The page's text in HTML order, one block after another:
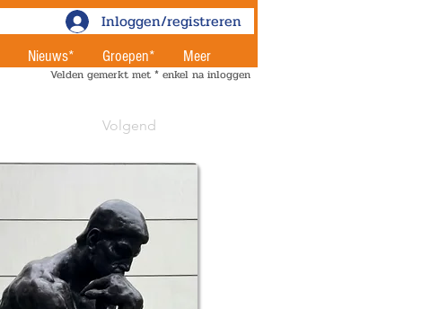
Inloggen/registreren
Nieuws* Groepen* Meer
Velden gemerkt met * enkel na inloggen
Volgend